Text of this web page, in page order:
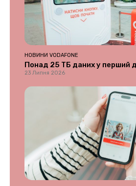
НОВИНИ VODAFONE
Понад 25 ТБ даних у перший
23 Липня 2026